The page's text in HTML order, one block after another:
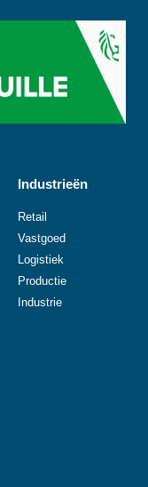
Industrieën
Retail
Vastgoed
Logistiek
Productie
Industrie